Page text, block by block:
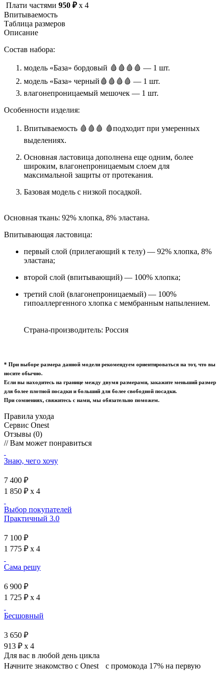
Плати частями 950 ₽x 4
Впитываемость
Таблица размеров
Описание
Состав набора:
модель «База» бордовый 🩸🩸🩸🩸 — 1 шт.
модель «База» черный🩸🩸🩸🩸 — 1 шт.
влагонепроницаемый мешочек — 1 шт.
Особенности изделия:
Впитываемость 🩸🩸🩸 🩸подходит при умеренных
выделениях.
Основная ластовица дополнена еще одним, более
широким, влагонепроницаемым слоем для
максимальной защиты от протекания.
Базовая модель с низкой посадкой.
Основная ткань: 92% хлопка, 8% эластана.
Впитывающая ластовица:
первый слой (прилегающий к телу) — 92% хлопка, 8%
эластана;
второй слой (впитывающий) — 100% хлопка;
третий слой (влагонепроницаемый) — 100%
гипоаллергенного хлопка с мембранным напылением.
Страна-производитель: Россия
* При выборе размера данной модели рекомендуем ориентироваться на тот, что вы
носите обычно.
Если вы находитесь на границе между двумя размерами, закажите меньший размер
для более плотной посадки и больший для более свободной посадки.
При сомнениях, свяжитесь с нами, мы обязательно поможем.
Правила ухода
Сервис Onest
Отзывы (0)
// Вам может понравиться
Знаю, чего хочу
7 400 ₽
1 850 ₽ x 4
Выбор покупателей
Практичный 3.0
7 100 ₽
1 775 ₽ x 4
Сама решу
6 900 ₽
1 725 ₽ x 4
Бесшовный
3 650 ₽
913 ₽ x 4
Для вас в любой день цикла
Начните знакомство с Onest с промокода 17% на первую